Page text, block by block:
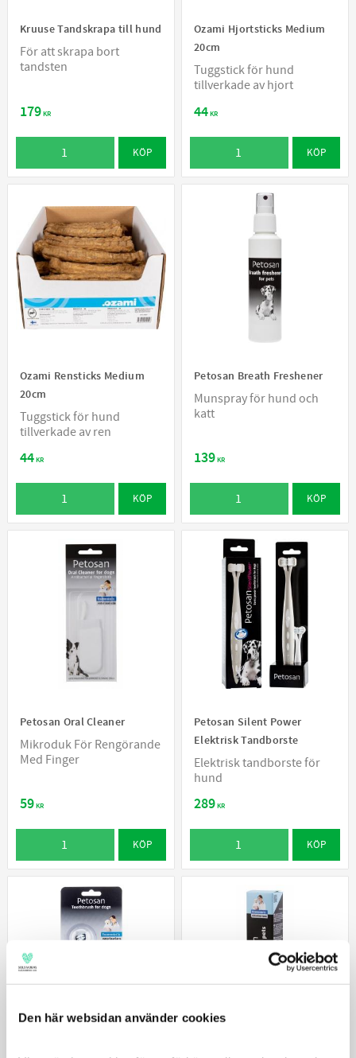
Den här websidan använder cookies
Kruuse Tandskrapa till hund
För att skrapa bort
tandsten
179KR
KÖP
Ozami Hjortsticks Medium
20cm
Tuggstick för hund
tillverkade av hjort
44KR
KÖP
Ozami Rensticks Medium
20cm
Tuggstick för hund
tillverkade av ren
44KR
KÖP
Petosan Breath Freshener
Munspray för hund och
katt
139KR
KÖP
Petosan Oral Cleaner
Mikroduk För Rengörande
Med Finger
59KR
KÖP
Petosan Silent Power
Elektrisk Tandborste
Elektrisk tandborste för
hund
289KR
KÖP